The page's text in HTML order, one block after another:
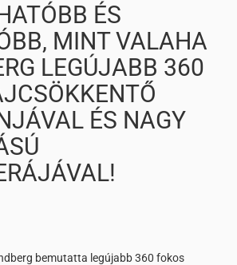
ÉS
MINT VALAHA
LEGÚJABB 360
ÉS NAGY
bemutatta legújabb 360 fokos